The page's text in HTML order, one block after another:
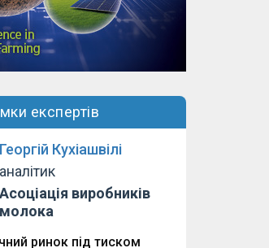
експертів
Георгій Кухіашвілі
аналітик
Асоціація виробників
молока
ринок під тиском